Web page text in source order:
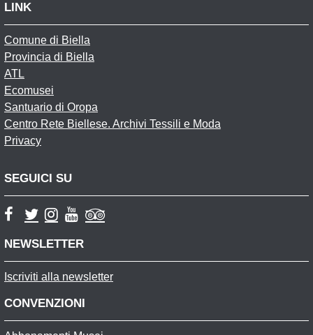
LINK
Comune di Biella
Provincia di Biella
ATL
Ecomusei
Santuario di Oropa
Centro Rete Biellese. Archivi Tessili e Moda
Privacy
SEGUICI SU
NEWSLETTER
Iscriviti alla newsletter
CONVENZIONI